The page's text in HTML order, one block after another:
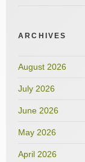
ARCHIVES
August 2026
July 2026
June 2026
May 2026
April 2026